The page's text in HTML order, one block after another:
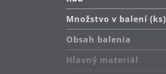
Množstvo v balení (ks)
Obsah balenia
Hlavný materiál